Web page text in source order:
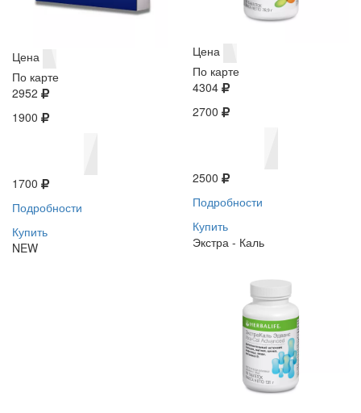
Цена
По карте
2952
1900
1700
Подробности
Купить
NEW
Цена
По карте
4304
2700
2500
Подробности
Купить
Экстра - Каль